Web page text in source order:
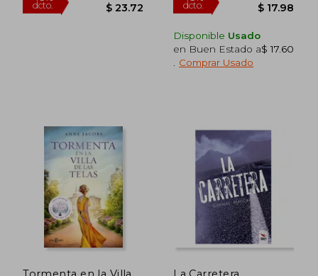
Disponible Usado
en Buen Estado a$ 17.60
Comprar Usado